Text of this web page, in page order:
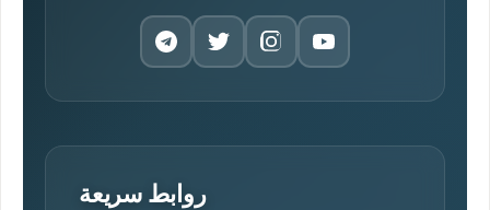
روابط سريعة